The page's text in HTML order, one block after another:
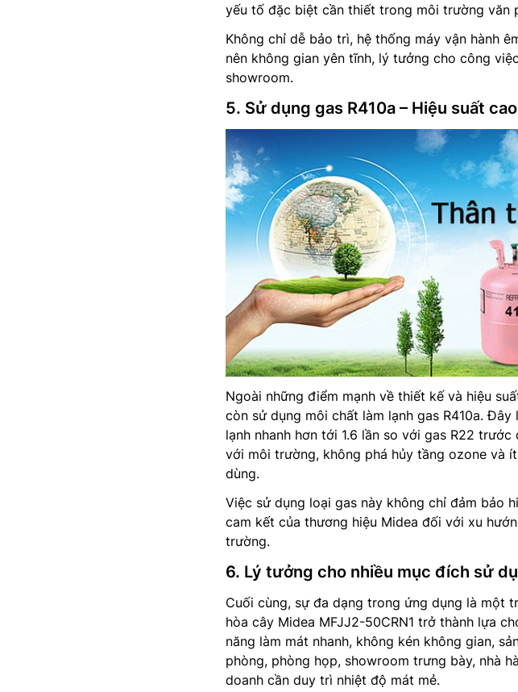
yếu tố đặc biệt cần thiết trong môi trường văn
Không chỉ dễ bảo trì, hệ thống máy vận hành
nên không gian yên tĩnh, lý tưởng cho công
showroom.
5. Sử dụng gas R410a – Hiệu suất
Ngoài những điểm mạnh về thiết kế và hiệu
còn sử dụng môi chất làm lạnh gas R410a.
lạnh nhanh hơn tới 1.6 lần so với gas R22
với môi trường, không phá hủy tầng ozone và
dùng.
Việc sử dụng loại gas này không chỉ đảm bảo
cam kết của thương hiệu Midea đối với xu
trường.
6. Lý tưởng cho nhiều mục đích sử
Cuối cùng, sự đa dạng trong ứng dụng là một
hòa cây Midea MFJJ2-50CRN1 trở thành lựa
năng làm mát nhanh, không kén không gian,
phòng, phòng họp, showroom trưng bày, nhà
doanh cần duy trì nhiệt độ mát mẻ.